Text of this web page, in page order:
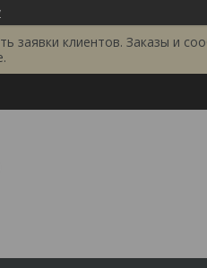
клиентов. Заказы и